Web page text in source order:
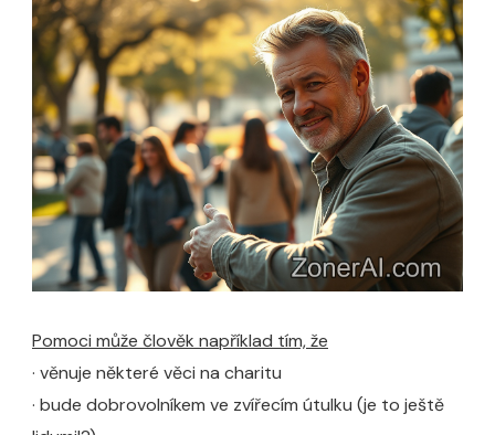
Pomoci může člověk například tím, že
· věnuje některé věci na charitu
· bude dobrovolníkem ve zvířecím útulku (je to ještě